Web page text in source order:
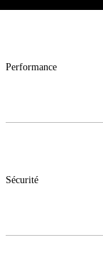
Performance
Sécurité